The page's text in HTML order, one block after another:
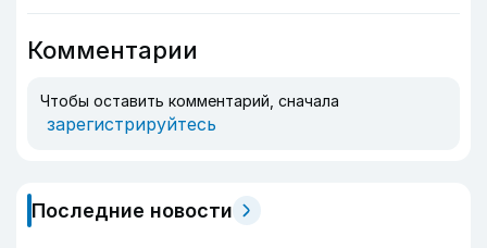
Комментарии
Чтобы оставить комментарий, сначала
зарегистрируйтесь
Последние новости